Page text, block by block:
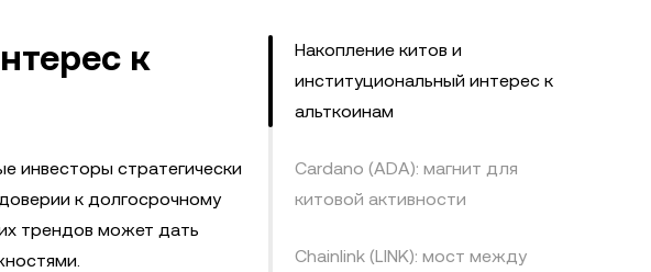
к
инвесторы стратегически
к долгосрочному
трендов может дать
Накопление китов и
институциональный интерес к
альткоинам
Cardano (ADA): магнит для
китовой активности
Chainlink (LINK): мост между